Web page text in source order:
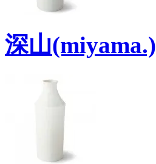
深山